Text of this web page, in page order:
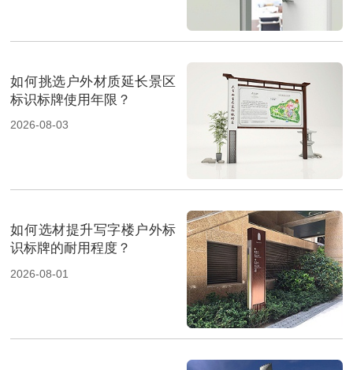
如何挑选户外材质延长景区
标识标牌使用年限？
2026-08-03
如何选材提升写字楼户外标
识标牌的耐用程度？
2026-08-01